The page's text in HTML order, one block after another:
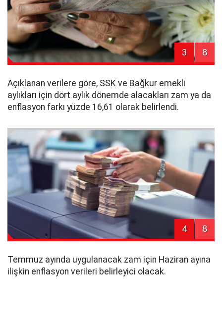
3 8
Açıklanan verilere göre, SSK ve Bağkur emekli
aylıkları için dört aylık dönemde alacakları zam ya da
enflasyon farkı yüzde 16,61 olarak belirlendi.
4 8
Temmuz ayında uygulanacak zam için Haziran ayına
ilişkin enflasyon verileri belirleyici olacak.